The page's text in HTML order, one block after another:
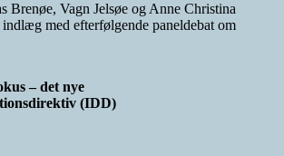
Brenøe, Vagn Jelsøe og Anne Christina
med efterfølgende paneldebat om
– det nye
(IDD)